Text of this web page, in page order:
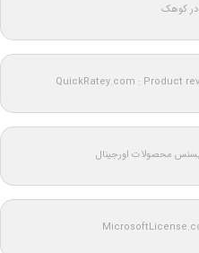
کوهک
QuickRatey.com : Product
محصولات اورجینال